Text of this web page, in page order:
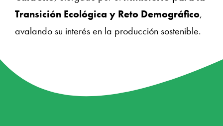
Transición Ecológica y Reto Demográfico,
avalando su interés en la producción sostenible.